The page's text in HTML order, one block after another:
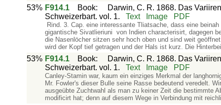
53% F914.1 Book:
Darwin, C. R. 1868. Das
Schweizerbart. vol. 1.
Text Image PDF
Rind. 3. Cap. eine interessante Tliatsache, dass eine
gigantische Sivatlieriuni von Indien characterisirt, dagegen
die Nasenlöcher sitzen sehr hoch oben und sind weit
wird der Kopf tief getragen und der Hals ist kurz. Die
53% F914.1 Book:
Darwin, C. R. 1868. Das
Schweizerbart. vol. 1.
Text Image PDF
Canley-Stamin war, kaum ein einziges Merkmal der
Mr. Fowler's dieser Bulle seine Rasse bedeutend veredelt.
ausgeübte Zuchtwahl als man zu keiner Zeit die bestimmte
modificirt hat; denn auf diesem Wege in Verbindung mit